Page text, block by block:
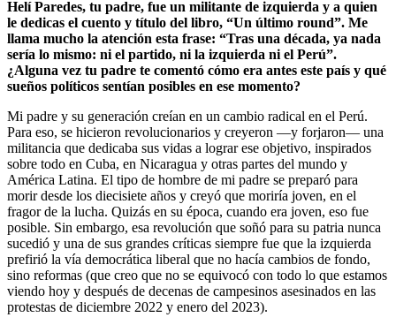
Helí Paredes, tu padre, fue un militante de izquierda y a quien
le dedicas el cuento y título del libro, “Un último round”. Me
llama mucho la atención esta frase: “Tras una década, ya nada
sería lo mismo: ni el partido, ni la izquierda ni el Perú”.
¿Alguna vez tu padre te comentó cómo era antes este país y qué
sueños políticos sentían posibles en ese momento?
Mi padre y su generación creían en un cambio radical en el Perú.
Para eso, se hicieron revolucionarios y creyeron —y forjaron— una
militancia que dedicaba sus vidas a lograr ese objetivo, inspirados
sobre todo en Cuba, en Nicaragua y otras partes del mundo y
América Latina. El tipo de hombre de mi padre se preparó para
morir desde los diecisiete años y creyó que moriría joven, en el
fragor de la lucha. Quizás en su época, cuando era joven, eso fue
posible. Sin embargo, esa revolución que soñó para su patria nunca
sucedió y una de sus grandes críticas siempre fue que la izquierda
prefirió la vía democrática liberal que no hacía cambios de fondo,
sino reformas (que creo que no se equivocó con todo lo que estamos
viendo hoy y después de decenas de campesinos asesinados en las
protestas de diciembre 2022 y enero del 2023).